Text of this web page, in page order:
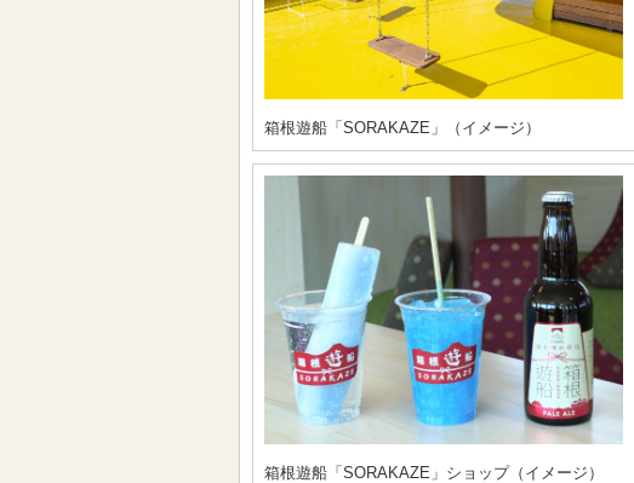
箱根遊船「SORAKAZE」（イメージ）
箱根遊船「SORAKAZE」ショップ（イメージ）